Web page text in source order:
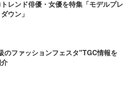
レンド俳優・女優を特集「モデルプレ
ウン」
のファッションフェスタ"TGC情報を